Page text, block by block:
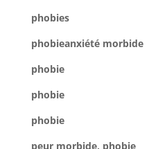
phobies
phobieanxiété morbide
phobie
phobie
phobie
peur morbide, phobie